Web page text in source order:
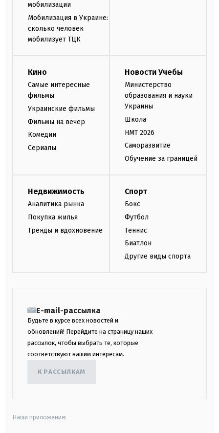
мобилизации
Мобилизация в Украине:
сколько человек
мобилизует ТЦК
Кино
Самые интересные
фильмы
Украинские фильмы
Фильмы на вечер
Комедии
Сериалы
Новости Учебы
Министерство
образования и науки
Украины
Школа
НМТ 2026
Саморазвитие
Обучение за границей
Недвижимость
Аналитика рынка
Покупка жилья
Тренды и вдохновение
Спорт
Бокс
Футбол
Теннис
Биатлон
Другие виды спорта
E-mail-рассылка
Будьте в курсе всех новостей и
обновлений! Перейдите на страницу наших
рассылок, чтобы выбрать те, которые
соответствуют вашим интересам.
К РАССЫЛКАМ
Наши приложения: